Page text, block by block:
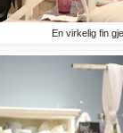
En virkelig fin